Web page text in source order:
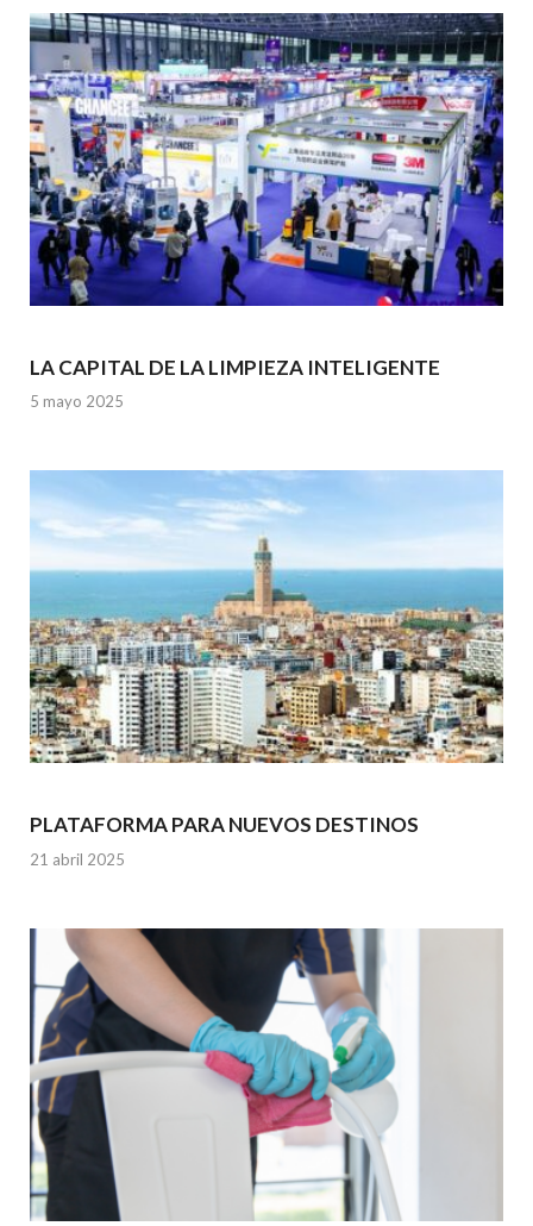
o
k
p
p
LA CAPITAL DE LA LIMPIEZA INTELIGENTE
5 mayo 2025
PLATAFORMA PARA NUEVOS DESTINOS
21 abril 2025